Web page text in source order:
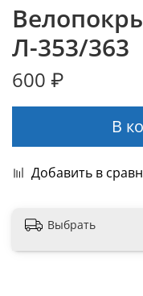
Л-353/363
600 ₽
В
Добавить в
Выбрать